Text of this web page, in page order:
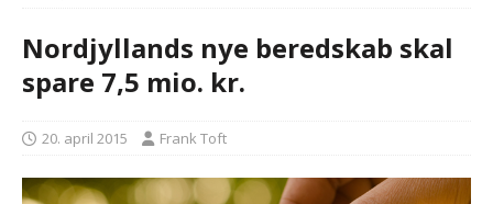
Nordjyllands nye beredskab skal
spare 7,5 mio. kr.
20. april 2015 Frank Toft